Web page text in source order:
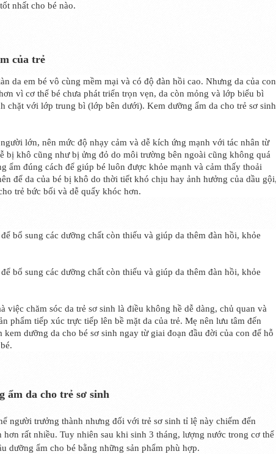
nhất cho bé nào.
của trẻ
da em bé vô cùng mềm mại và có độ đàn hồi cao. Nhưng da của con
vì cơ thể bé chưa phát triển trọn vẹn, da còn mỏng và lớp biểu bì
chặt với lớp trung bì (lớp bên dưới). Kem dưỡng ẩm da cho trẻ sơ sinh
lớn, nên mức độ nhạy cảm và dễ kích ứng mạnh với tác nhân từ
bị khô cũng như bị ửng đỏ do môi trường bên ngoài cũng không quá
ẩm đúng cách để giúp bé luôn được khỏe mạnh và cảm thấy thoải
để da của bé bị khô do thời tiết khó chịu hay ảnh hưởng của dầu gội,
trẻ bức bối và dễ quấy khóc hơn.
bổ sung các dưỡng chất còn thiếu và giúp da thêm đàn hồi, khỏe
bổ sung các dưỡng chất còn thiếu và giúp da thêm đàn hồi, khỏe
việc chăm sóc da trẻ sơ sinh là điều không hề dễ dàng, chủ quan và
phẩm tiếp xúc trực tiếp lên bề mặt da của trẻ. Mẹ nên lưu tâm đến
kem dưỡng da cho bé sơ sinh ngay từ giai đoạn đầu đời của con để hỗ
ẩm da cho trẻ sơ sinh
người trưởng thành nhưng đối với trẻ sơ sinh tỉ lệ này chiếm đến
rất nhiều. Tuy nhiên sau khi sinh 3 tháng, lượng nước trong cơ thể
dưỡng ẩm cho bé bằng những sản phẩm phù hợp.